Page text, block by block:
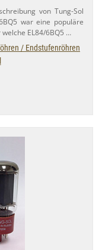
von Tung-​Sol
war eine populäre
EL84/​6BQ5 …
/ Endstufenröhren